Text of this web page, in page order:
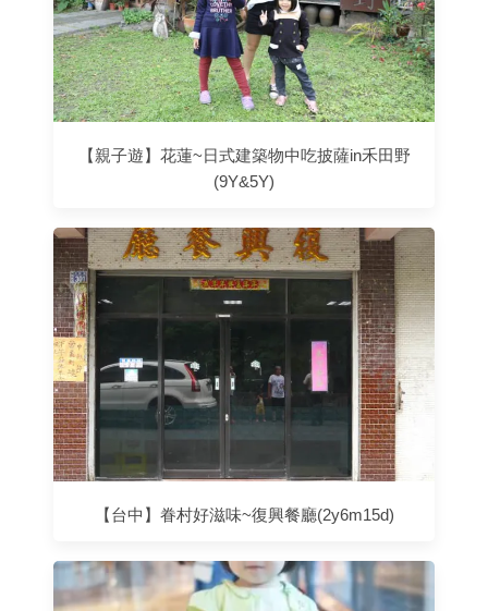
【親子遊】花蓮~日式建築物中吃披薩in禾田野
(9Y&5Y)
【台中】眷村好滋味~復興餐廳(2y6m15d)